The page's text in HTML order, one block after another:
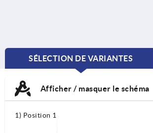
SÉLECTION DE VARIANTES
CURRENT
Afficher / masquer le schéma
1) Position 1